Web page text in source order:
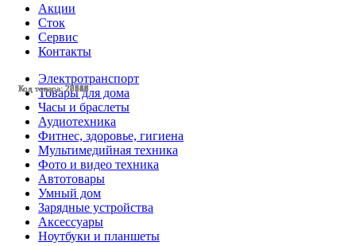
Код товара: 28548
Код товара: 28518
Код товара: 28517
Код товара: 28340
Код товара: 28253
Код товара: 28251
Код товара: 28249
Код товара: 28243
Код товара: 28061
Код товара: 27663
Код товара: 27140
Код товара: 27138
Акции
Сток
Сервис
Контакты
Электротранспорт
Товары для дома
Часы и браслеты
Аудиотехника
Фитнес, здоровье, гигиена
Мультимедийная техника
Фото и видео техника
Автотовары
Умный дом
Зарядные устройства
Аксессуары
Ноутбуки и планшеты